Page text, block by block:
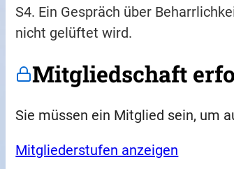
S4. Ein Gespräch über
nicht gelüftet wird.
Mitgliedschaft
Sie müssen ein Mitglied sein, um
Mitgliederstufen anzeigen